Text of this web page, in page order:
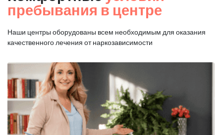
пребывания в центре
Наши центры оборудованы всем необходимым для оказания
качественного лечения от наркозависимости